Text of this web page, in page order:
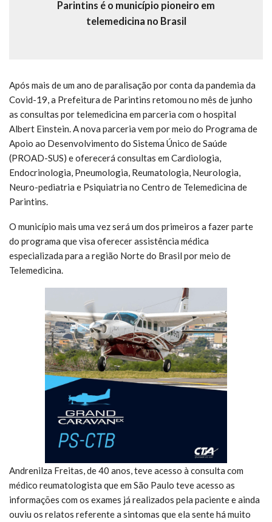
Parintins é o município pioneiro em
telemedicina no Brasil
Após mais de um ano de paralisação por conta da pandemia da
Covid-19, a Prefeitura de Parintins retomou no mês de junho
as consultas por telemedicina em parceria com o hospital
Albert Einstein. A nova parceria vem por meio do Programa de
Apoio ao Desenvolvimento do Sistema Único de Saúde
(PROAD-SUS) e oferecerá consultas em Cardiologia,
Endocrinologia, Pneumologia, Reumatologia, Neurologia,
Neuro-pediatria e Psiquiatria no Centro de Telemedicina de
Parintins.
O município mais uma vez será um dos primeiros a fazer parte
do programa que visa oferecer assistência médica
especializada para a região Norte do Brasil por meio de
Telemedicina.
Andrenilza Freitas, de 40 anos, teve acesso à consulta com
médico reumatologista que em São Paulo teve acesso as
informações com os exames já realizados pela paciente e ainda
ouviu os relatos referente a sintomas que ela sente há muito